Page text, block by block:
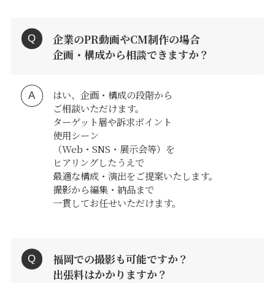
企業のPR動画やCM制作の場合
企画・構成から相談できますか？
はい、企画・構成の段階から
ご相談いただけます。
ターゲット層や訴求ポイント
使用シーン
（Web・SNS・展示会等）を
ヒアリングしたうえで
最適な構成・演出をご提案いたします。
撮影から編集・納品まで
一貫してお任せいただけます。
福岡での撮影も可能ですか？
出張料はかかりますか？